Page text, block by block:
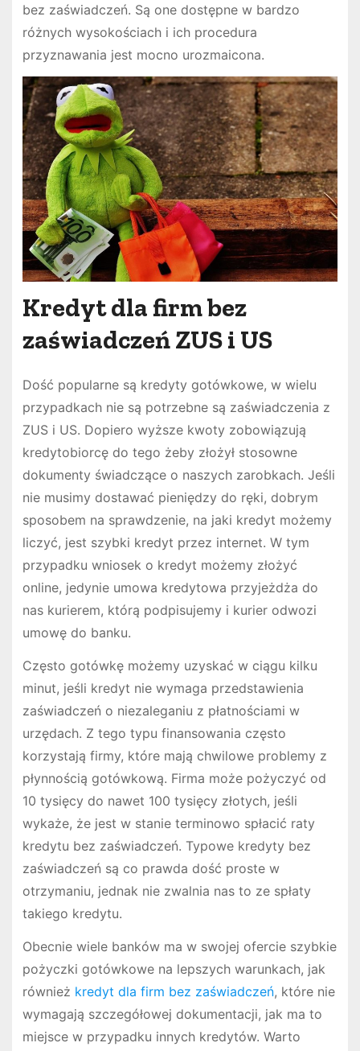
bez zaświadczeń. Są one dostępne w bardzo
różnych wysokościach i ich procedura
przyznawania jest mocno urozmaicona.
Kredyt dla firm bez
zaświadczeń ZUS i US
Dość popularne są kredyty gotówkowe, w wielu
przypadkach nie są potrzebne są zaświadczenia z
ZUS i US. Dopiero wyższe kwoty zobowiązują
kredytobiorcę do tego żeby złożył stosowne
dokumenty świadczące o naszych zarobkach. Jeśli
nie musimy dostawać pieniędzy do ręki, dobrym
sposobem na sprawdzenie, na jaki kredyt możemy
liczyć, jest szybki kredyt przez internet. W tym
przypadku wniosek o kredyt możemy złożyć
online, jedynie umowa kredytowa przyjeżdża do
nas kurierem, którą podpisujemy i kurier odwozi
umowę do banku.
Często gotówkę możemy uzyskać w ciągu kilku
minut, jeśli kredyt nie wymaga przedstawienia
zaświadczeń o niezaleganiu z płatnościami w
urzędach. Z tego typu finansowania często
korzystają firmy, które mają chwilowe problemy z
płynnością gotówkową. Firma może pożyczyć od
10 tysięcy do nawet 100 tysięcy złotych, jeśli
wykaże, że jest w stanie terminowo spłacić raty
kredytu bez zaświadczeń. Typowe kredyty bez
zaświadczeń są co prawda dość proste w
otrzymaniu, jednak nie zwalnia nas to ze spłaty
takiego kredytu.
Obecnie wiele banków ma w swojej ofercie szybkie
pożyczki gotówkowe na lepszych warunkach, jak
również kredyt dla firm bez zaświadczeń, które nie
wymagają szczegółowej dokumentacji, jak ma to
miejsce w przypadku innych kredytów. Warto